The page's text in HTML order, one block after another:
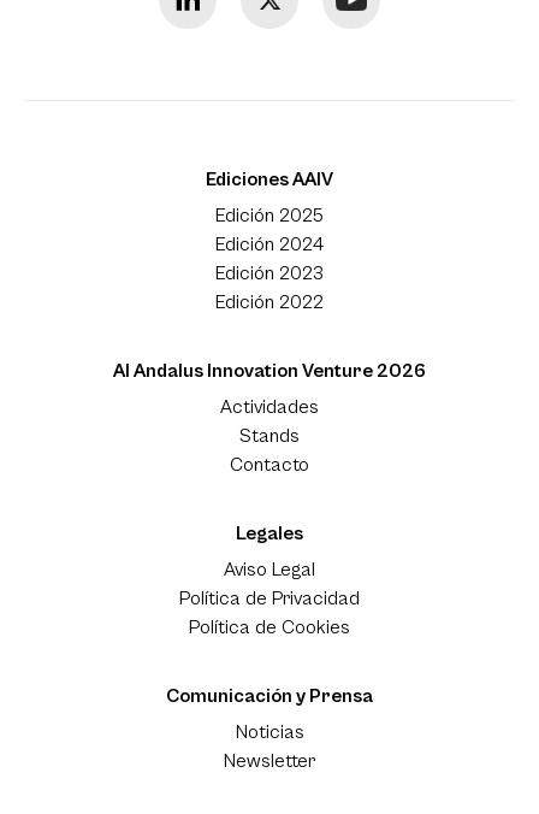
Ediciones AAIV
Edición 2025
Edición 2024
Edición 2023
Edición 2022
Al Andalus Innovation Venture 2026
Actividades
Stands
Contacto
Legales
Aviso Legal
Política de Privacidad
Política de Cookies
Comunicación y Prensa
Noticias
Newsletter